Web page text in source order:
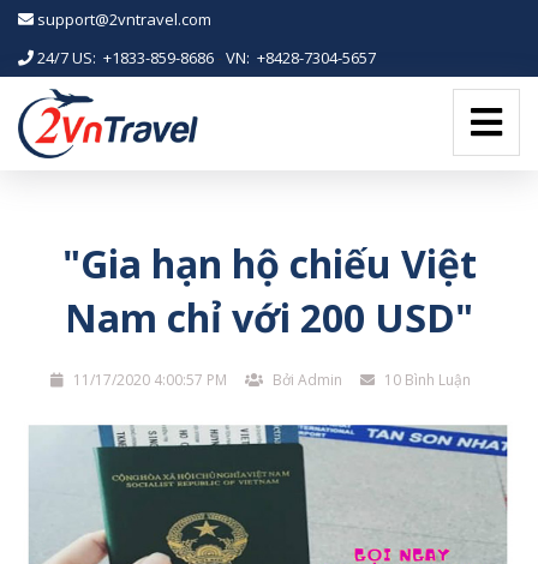
-->
support@2vntravel.com
24/7 US: +1833-859-8686 - VN: +8428-7304-5657
"Gia hạn hộ chiếu Việt
Nam chỉ với 200 USD"
11/17/2020 4:00:57 PM Bởi Admin 10 Bình Luận